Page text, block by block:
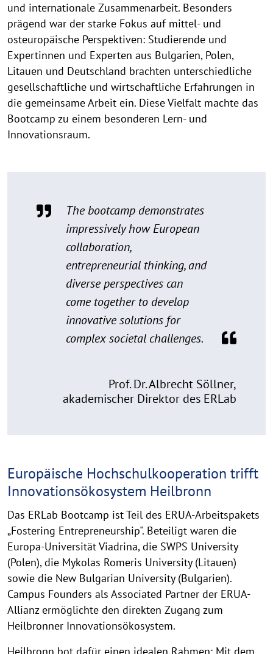
und internationale Zusammenarbeit. Besonders
prägend war der starke Fokus auf mittel- und
osteuropäische Perspektiven: Studierende und
Expertinnen und Experten aus Bulgarien, Polen,
Litauen und Deutschland brachten unterschiedliche
gesellschaftliche und wirtschaftliche Erfahrungen in
die gemeinsame Arbeit ein. Diese Vielfalt machte das
Bootcamp zu einem besonderen Lern- und
Innovationsraum.
The bootcamp demonstrates
impressively how European
collaboration,
entrepreneurial thinking, and
diverse perspectives can
come together to develop
innovative solutions for
complex societal challenges.
Prof. Dr. Albrecht Söllner,
akademischer Direktor des ERLab
Europäische Hochschulkooperation trifft
Innovationsökosystem Heilbronn
Das ERLab Bootcamp ist Teil des ERUA-Arbeitspakets
„Fostering Entrepreneurship". Beteiligt waren die
Europa-Universität Viadrina, die SWPS University
(Polen), die Mykolas Romeris University (Litauen)
sowie die New Bulgarian University (Bulgarien).
Campus Founders als Associated Partner der ERUA-
Allianz ermöglichte den direkten Zugang zum
Heilbronner Innovationsökosystem.